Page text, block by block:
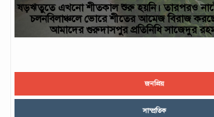
ষড়ঋতুতে এখনো শীতকাল শুরু হয়নি। তারপরও
চলনবিলাঞ্চলে ভোরে শীতের আমেজ বিরাজ
আমাদের গুরুদাসপুর প্রতিনিধি সাজেদুর
জনপ্রিয়
সাম্প্রতিক